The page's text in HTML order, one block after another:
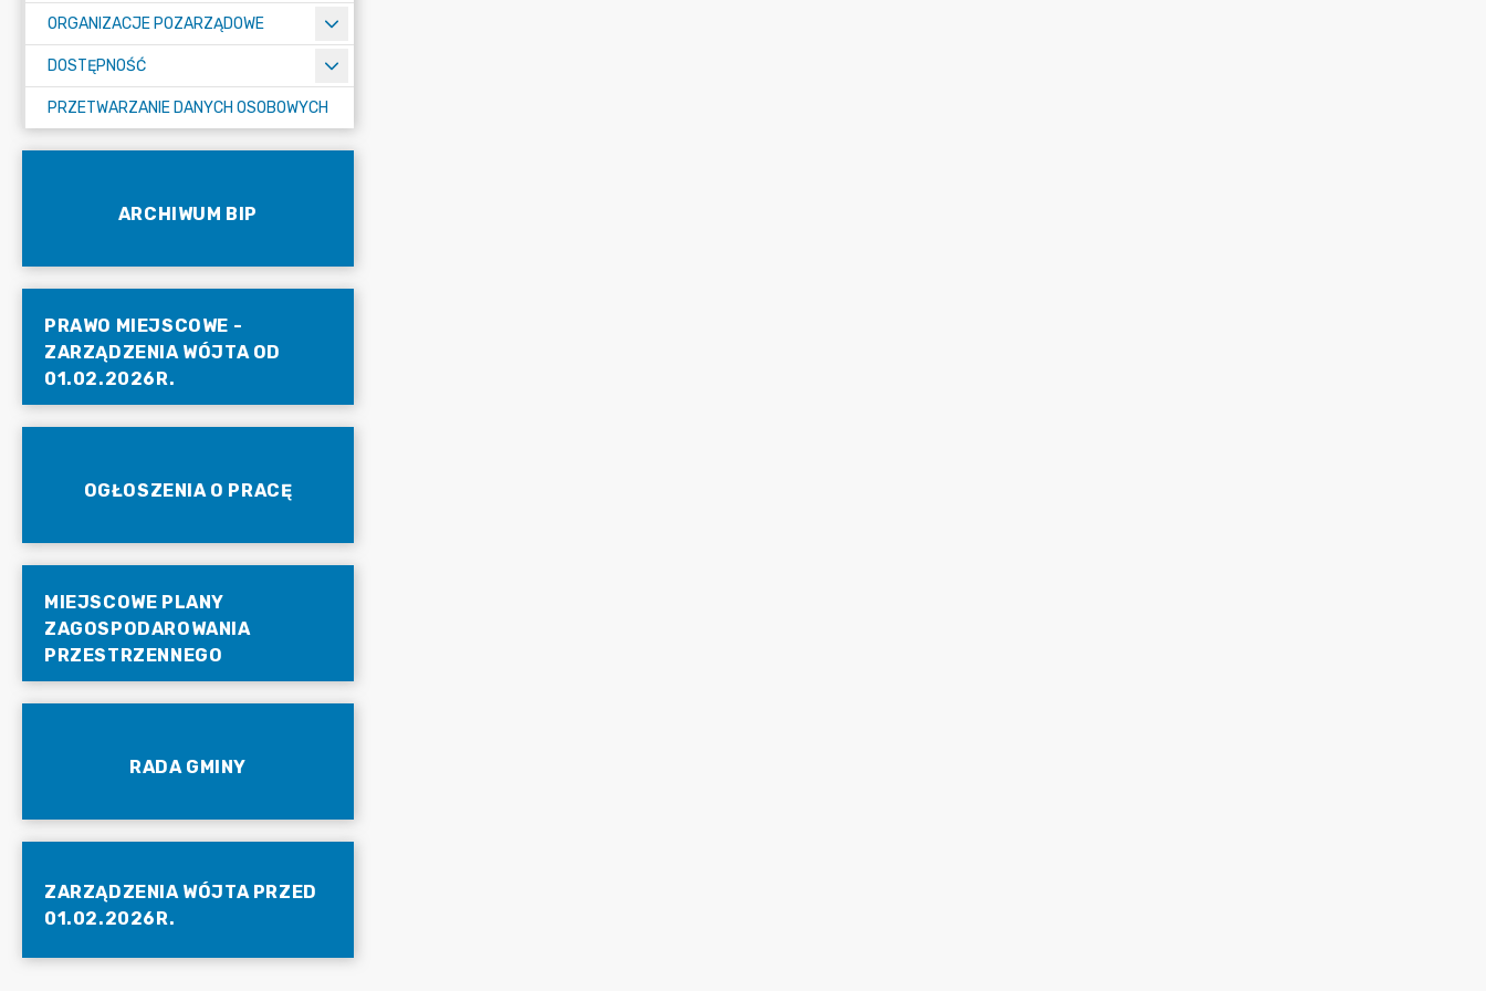
ORGANIZACJE POZARZĄDOWE
DOSTĘPNOŚĆ
PRZETWARZANIE DANYCH OSOBOWYCH
ARCHIWUM BIP
PRAWO MIEJSCOWE -
ZARZĄDZENIA WÓJTA OD
01.02.2026R.
OGŁOSZENIA O PRACĘ
MIEJSCOWE PLANY
ZAGOSPODAROWANIA
PRZESTRZENNEGO
RADA GMINY
ZARZĄDZENIA WÓJTA PRZED
01.02.2026R.